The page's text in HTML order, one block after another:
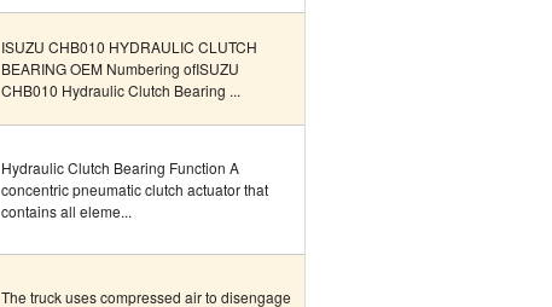
ISUZU CHB010 HYDRAULIC CLUTCH
BEARING OEM Numbering ofISUZU
CHB010 Hydraulic Clutch Bearing ...
Hydraulic Clutch Bearing Function A
concentric pneumatic clutch actuator that
contains all eleme...
The truck uses compressed air to disengage